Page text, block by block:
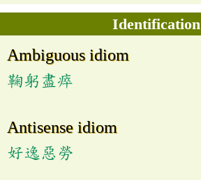
Identification
Ambiguous idiom
鞠躬盡瘁
Antisense idiom
好逸惡勞